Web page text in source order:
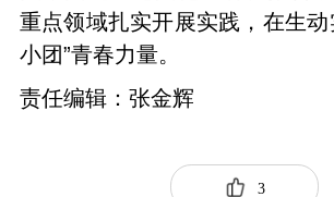
重点领域扎实开展实践，在生动
小团”青春力量。
责任编辑：张金辉
3